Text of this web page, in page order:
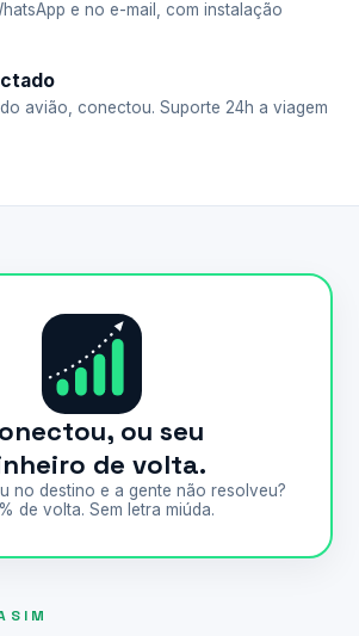
e no e-mail, com instalação
avião, conectou. Suporte 24h a viagem
ou seu
de volta.
no destino e a gente não resolveu?
de volta. Sem letra miúda.